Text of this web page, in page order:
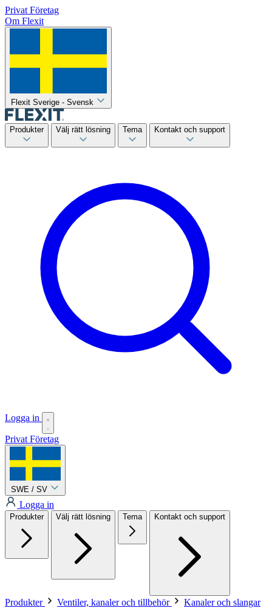
Privat Företag
Om Flexit
Flexit Sverige - Svensk
Produkter Välj rätt lösning Tema Kontakt och support
Logga in
Privat Företag
SWE / SV
Logga in
Produkter Välj rätt lösning Tema Kontakt och support
Produkter Ventiler, kanaler och tillbehör
Kanaler och slangar